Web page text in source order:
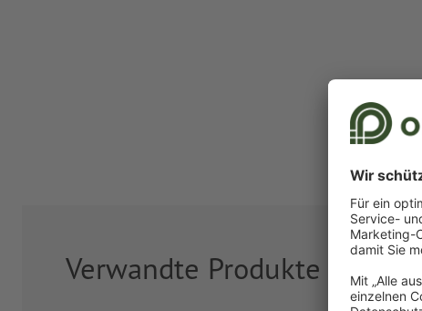
Verwandte Produkte